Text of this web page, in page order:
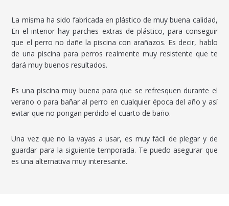
La misma ha sido fabricada en plástico de muy buena calidad,
En el interior hay parches extras de plástico, para conseguir
que el perro no dañe la piscina con arañazos. Es decir, hablo
de una piscina para perros realmente muy resistente que te
dará muy buenos resultados.
Es una piscina muy buena para que se refresquen durante el
verano o para bañar al perro en cualquier época del año y así
evitar que no pongan perdido el cuarto de baño.
Una vez que no la vayas a usar, es muy fácil de plegar y de
guardar para la siguiente temporada. Te puedo asegurar que
es una alternativa muy interesante.